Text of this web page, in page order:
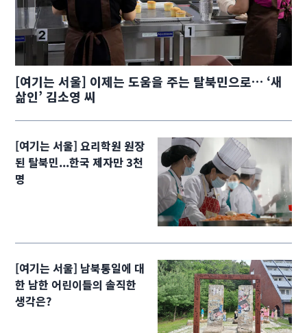
[여기는 서울] 이제는 도움을 주는 탈북민으로… ‘새
삶인’ 김소영 씨
[여기는 서울] 요리학원 원장
된 탈북민...한국 제자만 3천
명
[여기는 서울] 남북통일에 대
한 남한 어린이들의 솔직한
생각은?